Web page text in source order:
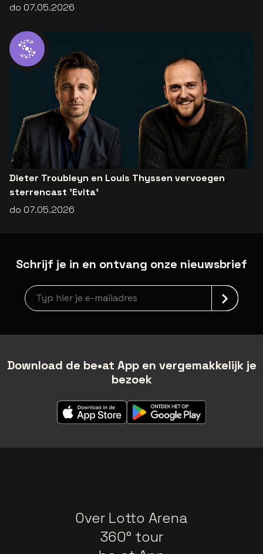
do 07.05.2026
Dieter Troubleyn en Louis Thyssen vervoegen
sterrencast 'Evita'
do 07.05.2026
Schrijf je in en ontvang onze nieuwsbrief
Nieuwsbrief aanmelding
Download de be•at App en vergemakkelijk je
bezoek
Over Lotto Arena
360° tour